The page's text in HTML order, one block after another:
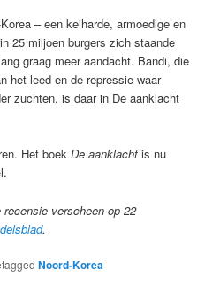
– een keiharde, armoedige en
25 miljoen burgers zich staande
graag meer aandacht. Bandi, die
het leed en de repressie waar
zuchten, is daar in De aanklacht
Het boekDe aanklacht is nu
verscheen op 22
.
Noord-Korea